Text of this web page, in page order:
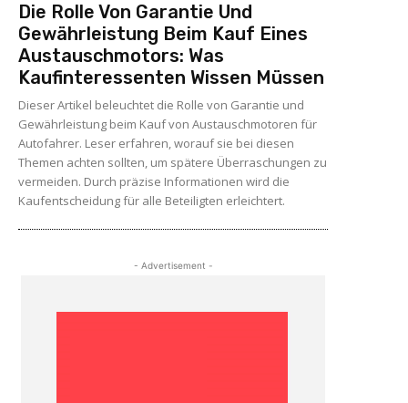
Die Rolle Von Garantie Und
Gewährleistung Beim Kauf Eines
Austauschmotors: Was
Kaufinteressenten Wissen Müssen
Dieser Artikel beleuchtet die Rolle von Garantie und
Gewährleistung beim Kauf von Austauschmotoren für
Autofahrer. Leser erfahren, worauf sie bei diesen
Themen achten sollten, um spätere Überraschungen zu
vermeiden. Durch präzise Informationen wird die
Kaufentscheidung für alle Beteiligten erleichtert.
- Advertisement -